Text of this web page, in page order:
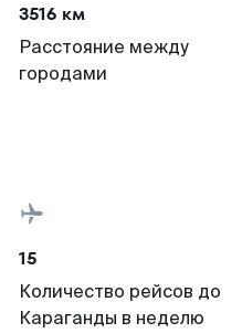
3516 км
Расстояние между
городами
15
Количество рейсов до
Караганды в неделю